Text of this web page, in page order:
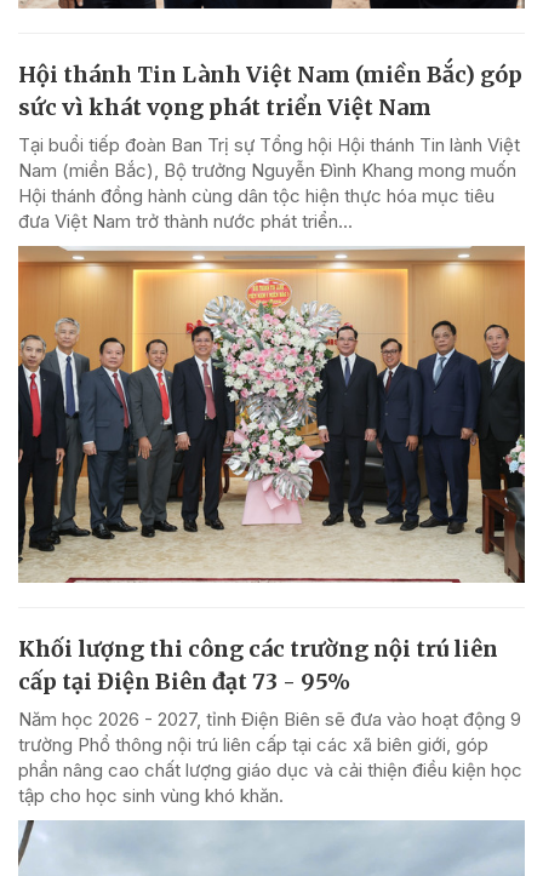
Hội thánh Tin Lành Việt Nam (miền Bắc) góp
sức vì khát vọng phát triển Việt Nam
Tại buổi tiếp đoàn Ban Trị sự Tổng hội Hội thánh Tin lành Việt
Nam (miền Bắc), Bộ trưởng Nguyễn Đình Khang mong muốn
Hội thánh đồng hành cùng dân tộc hiện thực hóa mục tiêu
đưa Việt Nam trở thành nước phát triển...
Khối lượng thi công các trường nội trú liên
cấp tại Điện Biên đạt 73 - 95%
Năm học 2026 - 2027, tỉnh Điện Biên sẽ đưa vào hoạt động 9
trường Phổ thông nội trú liên cấp tại các xã biên giới, góp
phần nâng cao chất lượng giáo dục và cải thiện điều kiện học
tập cho học sinh vùng khó khăn.